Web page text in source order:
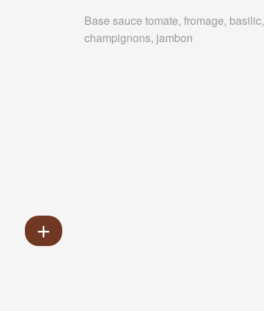
Base sauce tomate, fromage, basilic,
champignons, jambon